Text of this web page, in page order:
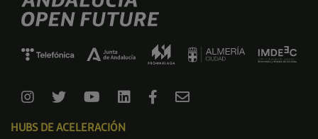
HUBS DE ACELERACIÓN